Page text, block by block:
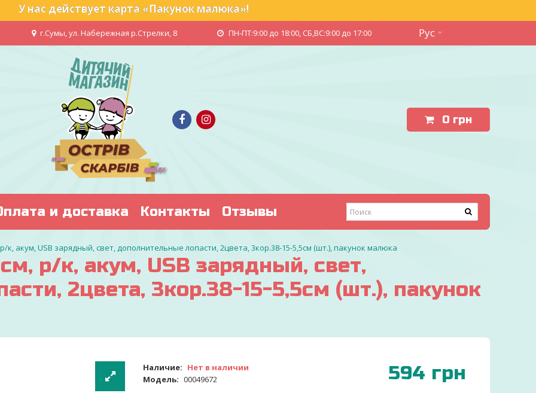
У нас действует карта «Пакунок малюка»!
г.Сумы, ул. Набережная р.Стрелки, 8 ПН-ПТ:9:00 до 18:00, СБ,ВС:9:00 до 17:00 Рус
0 грн
и доставка Контакты Отзывы
к, акум, USB зарядный, свет, дополнительные лопасти, 2цвета, 3кор.38-15-5,5см (шт.), пакунок малюка
р/к, акум, USB зарядный, свет,
2цвета, 3кор.38-15-5,5см (шт.), пакунок
Наличие: Нет в наличии
Модель: 00049672 594 грн